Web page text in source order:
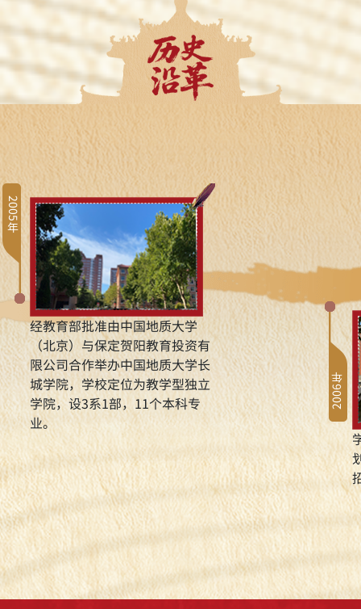
2005年
经教育部批准由中国地质大学
（北京）与保定贺阳教育投资有
限公司合作举办中国地质大学长
城学院，学校定位为教学型独立
学院，设3系1部，11个本科专
业。
2006年